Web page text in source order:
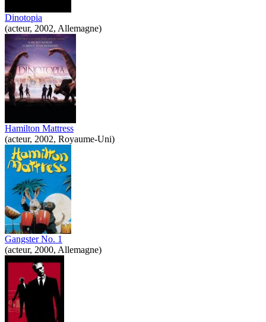
Dinotopia
(acteur, 2002, Allemagne)
Hamilton Mattress
(acteur, 2002, Royaume-Uni)
Gangster No. 1
(acteur, 2000, Allemagne)